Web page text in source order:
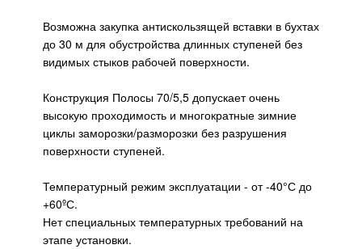
Возможна закупка антискользящей вставки в бухтах
до 30 м для обустройства длинных ступеней без
видимых стыков рабочей поверхности.
Конструкция Полосы 70/5,5 допускает очень
высокую проходимость и многократные зимние
циклы заморозки/разморозки без разрушения
поверхности ступеней.
Температурный режим эксплуатации - от -40°С до
+60ºС.
Нет специальных температурных требований на
этапе установки.